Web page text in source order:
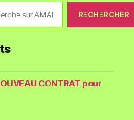
RECHERCHER
CONTRAT pour